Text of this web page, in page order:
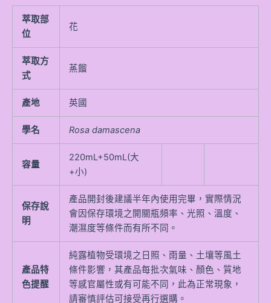
萃取部
位
花
萃取方
式
蒸餾
產地 英國
學名 Rosa damascena
容量
220mL+50mL(大
+小)
保存說
明
產品開封後建議半年內使用完畢，實際情況
會因保存環境之開關瓶頻率、光照、溫度、
潮濕度等條件而有所不同。
產品特
色提醒
純露植物受環境之日照、雨量、土壤等風土
條件影響，其產品每批次氣味、顏色、質地
等感官屬性或有可能不同，此為正常現象，
請審慎評估可接受再行選購。